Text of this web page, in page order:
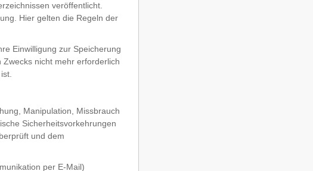
veröffentlicht.
Hier gelten die Regeln der
Einwilligung zur Speicherung
nicht mehr erforderlich
Manipulation, Missbrauch
Sicherheitsvorkehrungen
und dem
per E-Mail)